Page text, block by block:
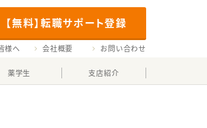
【無料】転職サポート登録
様へ 会社概要 お問い合わせ
薬学生 支店紹介